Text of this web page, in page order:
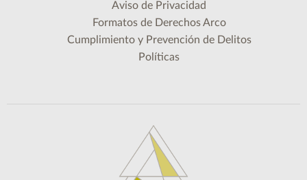
Aviso de Privacidad
Formatos de Derechos Arco
Cumplimiento y Prevención de Delitos
Políticas